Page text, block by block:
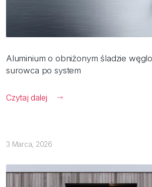
Aluminium o obniżonym śladzie
surowca po system
Czytaj dalej
3 Marca, 2026